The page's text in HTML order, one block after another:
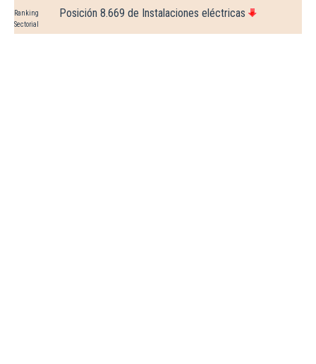
Ranking
Sectorial
Posición 8.669 de Instalaciones eléctricas